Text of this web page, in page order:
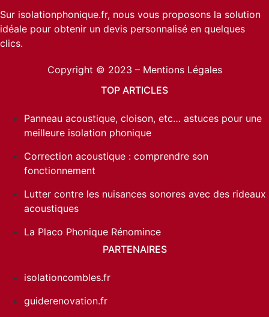
Sur isolationphonique.fr, nous vous proposons la solution
idéale pour obtenir un devis personnalisé en quelques
clics.
Copyright © 2023 – Mentions Légales
TOP ARTICLES
Panneau acoustique, cloison, etc… astuces pour une
meilleure isolation phonique
Correction acoustique : comprendre son
fonctionnement
Lutter contre les nuisances sonores avec des rideaux
acoustiques
La Placo Phonique Rénomince
PARTENAIRES
isolationcombles.fr
guiderenovation.fr